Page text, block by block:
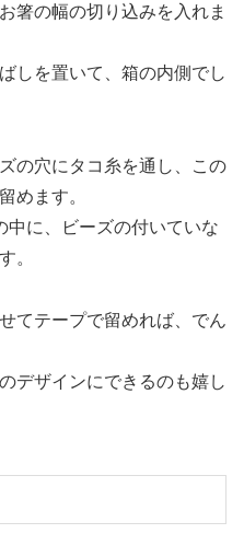
箸の幅の切り込みを入れま
しを置いて、箱の内側でし
の穴にタコ糸を通し、この
めます。
中に、ビーズの付いていな
。
てテープで留めれば、でん
デザインにできるのも嬉し